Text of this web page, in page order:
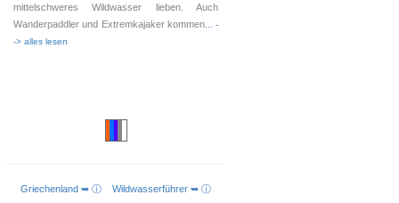
mittelschweres Wildwasser lieben. Auch
Wanderpaddler und Extremkajaker kommen... -
-> alles lesen
WEITERLESEN
Griechenland ➥ ⓘ Wildwasserführer ➥ ⓘ